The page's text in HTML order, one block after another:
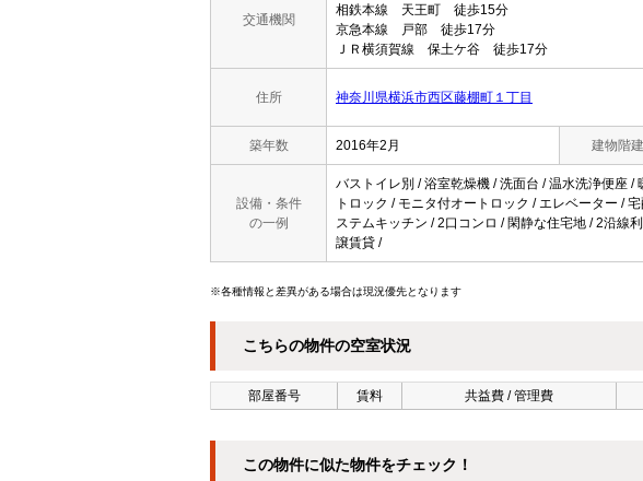
交通機関
相鉄本線 天王町 徒歩15分
京急本線 戸部 徒歩17分
ＪＲ横須賀線 保土ケ谷 徒歩17分
住所 神奈川県横浜市西区藤棚町１丁目
築年数 2016年2月 建物階建
設備・条件
の一例
バストイレ別 / 浴室乾燥機 / 洗面台 / 温水洗浄便座 /
トロック / モニタ付オートロック / エレベーター /
ステムキッチン / 2口コンロ / 閑静な住宅地 / 2沿線
譲賃貸 /
※各種情報と差異がある場合は現況優先となります
こちらの物件の空室状況
部屋番号 賃料 共益費 / 管理費
この物件に似た物件をチェック！